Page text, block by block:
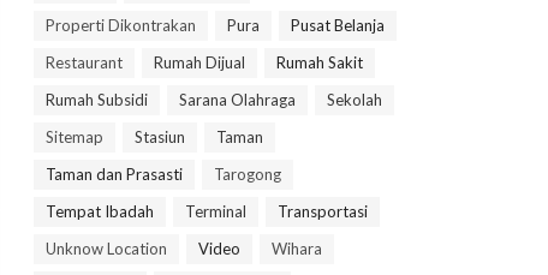
Properti Dikontrakan
Pura
Pusat Belanja
Restaurant
Rumah Dijual
Rumah Sakit
Rumah Subsidi
Sarana Olahraga
Sekolah
Sitemap
Stasiun
Taman
Taman dan Prasasti
Tarogong
Tempat Ibadah
Terminal
Transportasi
Unknow Location
Video
Wihara